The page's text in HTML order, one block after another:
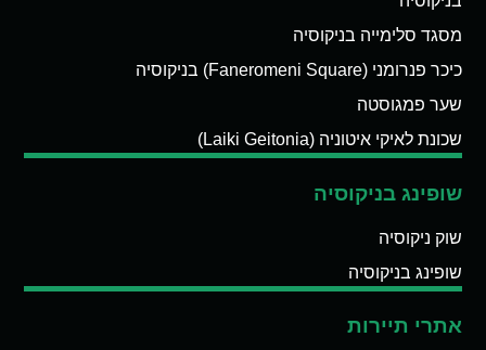
מסגד סלימייה בניקוסיה
כיכר פנרומני (Faneromeni Square) בניקוסיה
שער פמגוסטה
שכונת לאיקי איטוניה (Laiki Geitonia)
שופינג בניקוסיה
שוק ניקוסיה
שופינג בניקוסיה
אתרי תיירות